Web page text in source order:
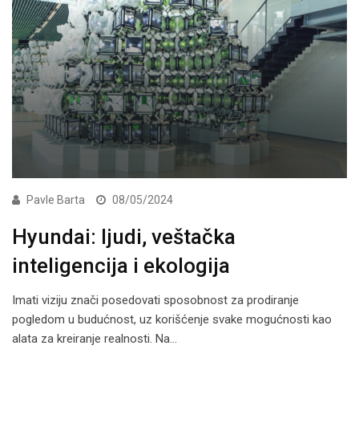
Pavle Barta 08/05/2024
Hyundai: ljudi, veštačka
inteligencija i ekologija
Imati viziju znači posedovati sposobnost za prodiranje
pogledom u budućnost, uz korišćenje svake mogućnosti kao
alata za kreiranje realnosti. Na…